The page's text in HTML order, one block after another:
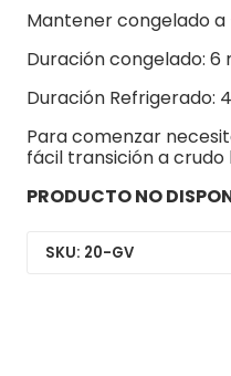
Mantener congelado a
Duración congelado: 6
Duración Refrigerado:
Para comenzar
fácil transición a
PRODUCTO NO
SKU: 20-GV